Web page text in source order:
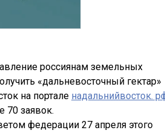
россиянам земельных
«дальневосточный гектар»
на портале надальнийвосток.
70 заявок.
федерации 27 апреля этого